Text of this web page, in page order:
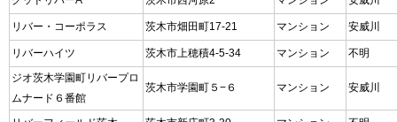
リバー・コーポラス 茨木市畑田町17-21 マンション 安威川
リバーハイツ 茨木市上穂積4-5-34 マンション
不明
ジオ茨木学園町リバープロ
ムナード６番館
茨木市学園町５−６ マンション 安威川